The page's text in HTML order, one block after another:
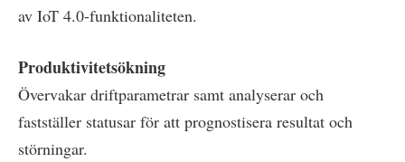
av IoT 4.0-funktionaliteten.
Produktivitetsökning
Övervakar driftparametrar samt analyserar och
fastställer statusar för att prognostisera resultat och
störningar.